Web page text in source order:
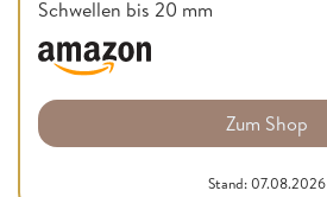
Schwellen bis 20 mm
Zum Shop
Stand: 07.08.2026